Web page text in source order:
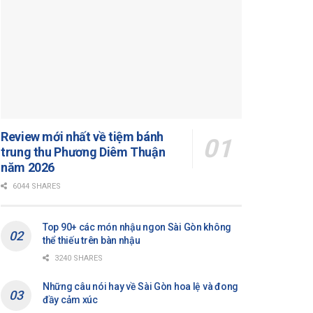
Review mới nhất về tiệm bánh
trung thu Phương Diêm Thuận
năm 2026
6044 SHARES
Top 90+ các món nhậu ngon Sài Gòn không
thể thiếu trên bàn nhậu
3240 SHARES
Những câu nói hay về Sài Gòn hoa lệ và đong
đầy cảm xúc